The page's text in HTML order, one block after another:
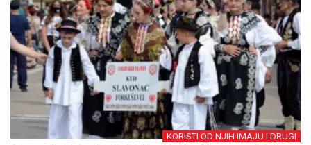
KORISTI OD NJIH IMAJU I DRUGI